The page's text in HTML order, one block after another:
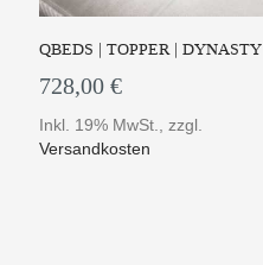
QBEDS | TOPPER | DYNASTY
728,00 €
Inkl. 19% MwSt.
zzgl.
Versandkosten